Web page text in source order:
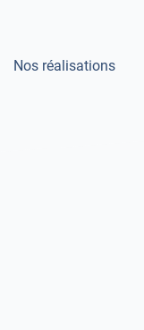
Nos réalisations